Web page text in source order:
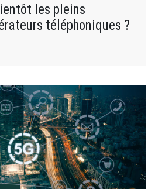
les pleins
téléphoniques ?